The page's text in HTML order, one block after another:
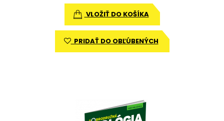
VLOŽIŤ DO KOŠÍKA
PRIDAŤ DO OBĽÚBENÝCH